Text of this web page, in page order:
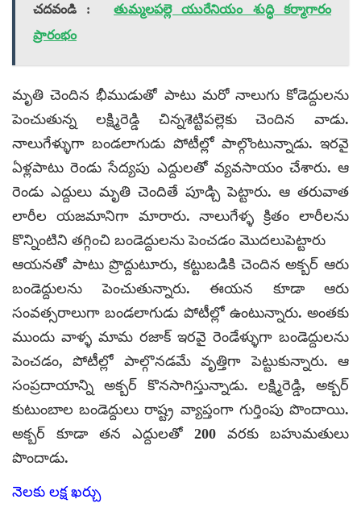
చదవండి :
తుమ్మలపల్లె యురేనియం శుద్ధి కర్మాగారం
ప్రారంభం
మృతి చెందిన భీముడుతో పాటు మరో నాలుగు కోడెద్దులను
పెంచుతున్న లక్ష్మిరెడ్డి చిన్నశెట్టిపల్లెకు చెందిన వాడు.
నాలుగేళ్ళుగా బండలాగుడు పోటీల్లో పాల్గొంటున్నాడు. ఇరవై
ఏళ్లపాటు రెండు సేద్యపు ఎద్దులతో వ్యవసాయం చేశారు. ఆ
రెండు ఎద్దులు మృతి చెందితే పూడ్చి పెట్టారు. ఆ తరువాత
లారీల యజమానిగా మారారు. నాలుగేళ్ళ క్రితం లారీలను
కొన్నింటిని తగ్గించి బండెద్దులను పెంచడం మొదలుపెట్టారు
ఆయనతో పాటు ప్రొద్దుటూరు, కట్టుబడికి చెందిన అక్బర్ ఆరు
బండెద్దులను పెంచుతున్నారు. ఈయన కూడా ఆరు
సంవత్సరాలుగా బండలాగుడు పోటీల్లో ఉంటున్నారు. అంతకు
ముందు వాళ్ళ మామ రజాక్ ఇరవై రెండేళ్ళుగా బండెద్దులను
పెంచడం, పోటీల్లో పాల్గొనడమే వృత్తిగా పెట్టుకున్నారు. ఆ
సంప్రదాయాన్ని అక్బర్ కొనసాగిస్తున్నాడు. లక్ష్మిరెడ్డి, అక్బర్
కుటుంబాల బండెద్దులు రాష్ట్ర వ్యాప్తంగా గుర్తింపు పొందాయి.
అక్బర్ కూడా తన ఎద్దులతో 200 వరకు బహుమతులు
పొందాడు.
నెలకు లక్ష ఖర్చు